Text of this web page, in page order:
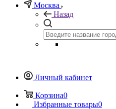
Москва
Назад
Личный кабинет
Корзина0
Избранные товары0